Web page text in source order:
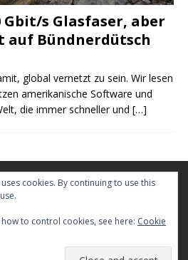
s Glasfaser, aber
auf Bündnerdütsch
global vernetzt zu sein. Wir lesen
amerikanische Software und
die immer schneller und […]
cookies. By continuing to use this
to control cookies, see here: Cookie